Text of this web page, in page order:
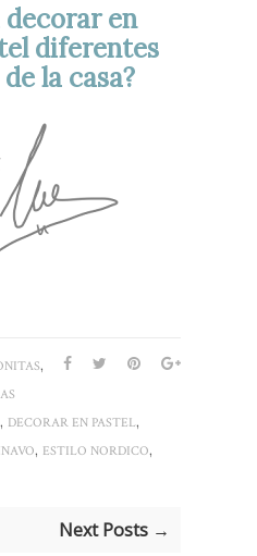
decorar en
diferentes
la casa?
,
, DECORAR EN PASTEL,
, ESTILO NORDICO,
Next Posts →